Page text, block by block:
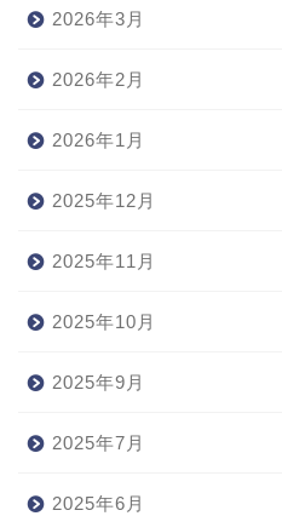
2026年3月
2026年2月
2026年1月
2025年12月
2025年11月
2025年10月
2025年9月
2025年7月
2025年6月